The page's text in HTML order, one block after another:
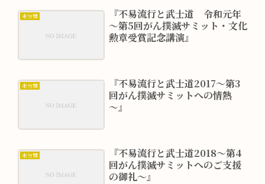
未分類
『不易流行と武士道 令和元年
～第5回がん撲滅サミット・文化
勲章受賞記念講演』
未分類
『不易流行と武士道2017～第3
回がん撲滅サミットへの情熱
～』
未分類
『不易流行と武士道2018～第4
回がん撲滅サミットへのご支援
の御礼～』